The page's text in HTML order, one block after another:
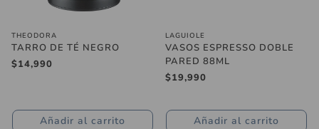
THEODORA
TARRO DE TÉ NEGRO
Precio
$14,990
Añadir al carrito
LAGUIOLE
VASOS ESPRESSO DOBLE
PARED 88ML
Precio
$19,990
Añadir al carrito